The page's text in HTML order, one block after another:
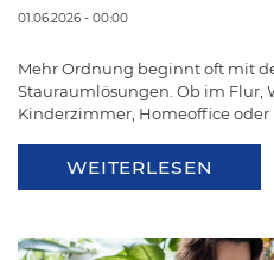
01.06.2026 - 00:00
Mehr Ordnung beginnt oft mit
Stauraumlösungen. Ob im Flur,
Kinderzimmer, Homeoffice oder
WEITERLESEN